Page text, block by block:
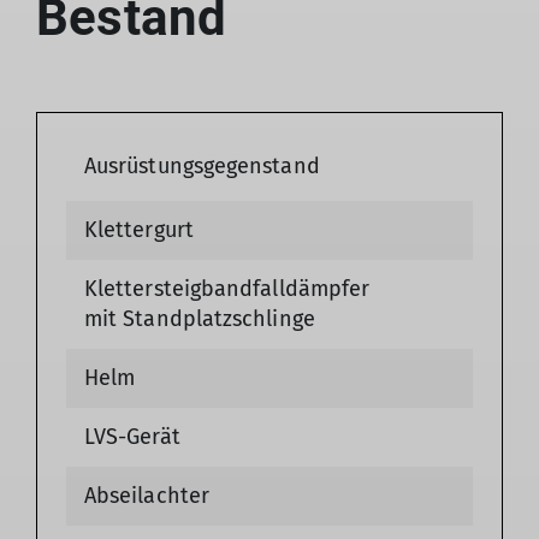
Bestand
Ausrüstungsgegenstand
Klettergurt
Klettersteigbandfalldämpfer
mit Standplatzschlinge
Helm
LVS-Gerät
Abseilachter